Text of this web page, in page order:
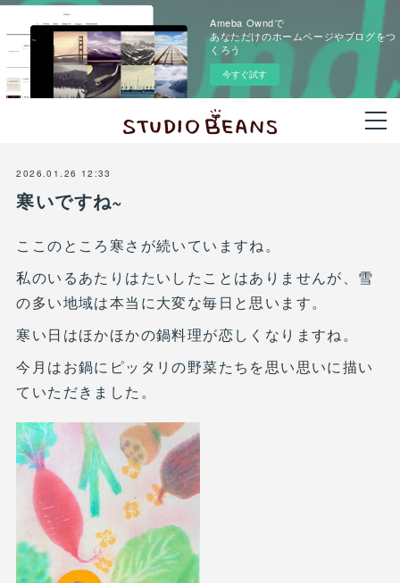
Ameba Owndで
あなただけのホームページやブログをつ
くろう
今すぐ試す
2026.01.26 12:33
寒いですね~
ここのところ寒さが続いていますね。
私のいるあたりはたいしたことはありませんが、雪
の多い地域は本当に大変な毎日と思います。
寒い日はほかほかの鍋料理が恋しくなりますね。
今月はお鍋にピッタリの野菜たちを思い思いに描い
ていただきました。